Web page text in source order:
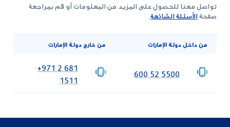
تواصل معنا للحصول على المزيد من المعلومات أو قم بمراجعة
صفحةالأسئلة الشائعة.
من داخل دولة الإمارات من خارج دولة الإمارات
‎600 52 5500
‎+971 2 681
1511